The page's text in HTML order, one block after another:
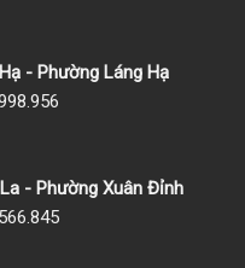
- Phường Láng Hạ
- Phường Xuân Đỉnh